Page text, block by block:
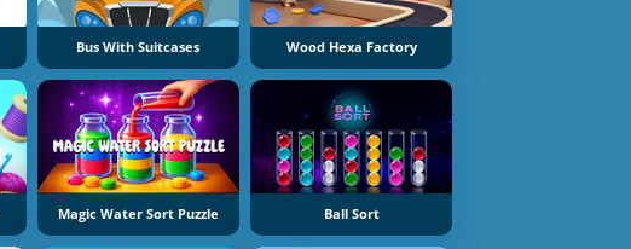
Bus With Suitcases Wood Hexa Factory
Magic Water Sort Puzzle Ball Sort